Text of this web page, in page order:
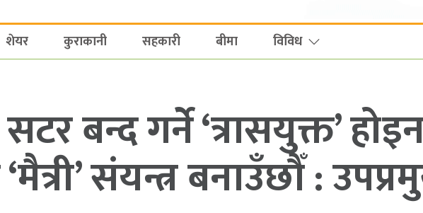
शेयर कुराकानी सहकारी बीमा विविध
बन्द गर्ने ‘त्रासयुक्त’
संयन्त्र बनाउँछौँ :